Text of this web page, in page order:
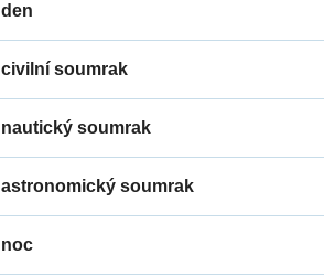
den
civilní soumrak
nautický soumrak
astronomický soumrak
noc